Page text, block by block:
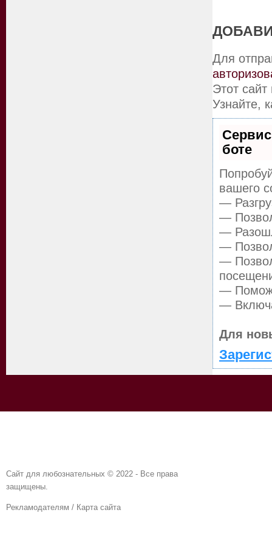
Для
Этот
Узнайте,
боте
вашего
—
—
—
—
—
—
—
Для
Сайт для любознательных © 2022 - Все права
защищены.
Рекламодателям / Карта сайта